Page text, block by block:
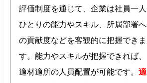
評価制度を通じて、企業は社員一人
ひとりの能力やスキル、所属部署へ
の貢献度などを客観的に把握できま
す。能力やスキルが把握できれば、
適材適所の人員配置が可能です。 適